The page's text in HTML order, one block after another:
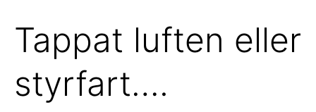
Tappat luften eller
styrfart….